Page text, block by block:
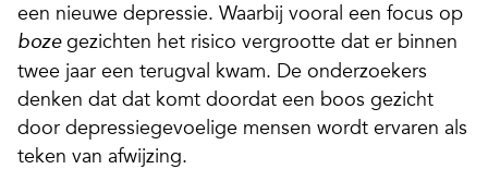
een nieuwe depressie. Waarbij vooral een focus op
bozegezichten het risico vergrootte dat er binnen
twee jaar een terugval kwam. De onderzoekers
denken dat dat komt doordat een boos gezicht
door depressiegevoelige mensen wordt ervaren als
teken van afwijzing.